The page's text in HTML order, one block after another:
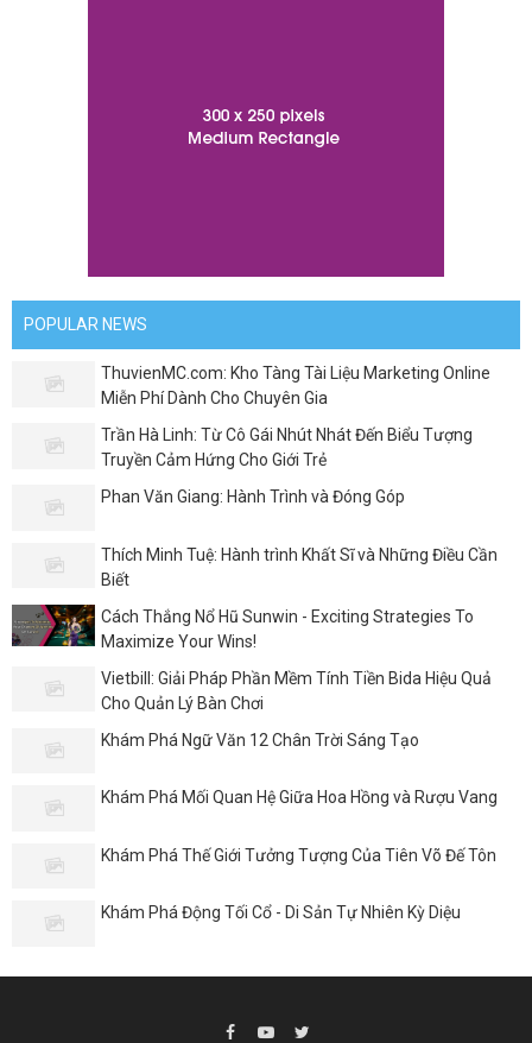
POPULAR NEWS
ThuvienMC.com: Kho Tàng Tài Liệu Marketing Online
Miễn Phí Dành Cho Chuyên Gia
Trần Hà Linh: Từ Cô Gái Nhút Nhát Đến Biểu Tượng
Truyền Cảm Hứng Cho Giới Trẻ
Phan Văn Giang: Hành Trình và Đóng Góp
Thích Minh Tuệ: Hành trình Khất Sĩ và Những Điều Cần
Biết
Cách Thắng Nổ Hũ Sunwin - Exciting Strategies To
Maximize Your Wins!
Vietbill: Giải Pháp Phần Mềm Tính Tiền Bida Hiệu Quả
Cho Quản Lý Bàn Chơi
Khám Phá Ngữ Văn 12 Chân Trời Sáng Tạo
Khám Phá Mối Quan Hệ Giữa Hoa Hồng và Rượu Vang
Khám Phá Thế Giới Tưởng Tượng Của Tiên Võ Đế Tôn
Khám Phá Động Tối Cổ - Di Sản Tự Nhiên Kỳ Diệu